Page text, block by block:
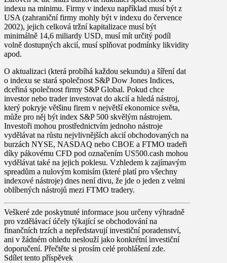
indexu na minimu. Firmy v indexu například musí být z
USA (zahraniční firmy mohly být v indexu do července
2002), jejich celková tržní kapitalizace musí být
minimálně 14,6 miliardy USD, musí mít určitý podíl
volně dostupných akcií, musí splňovat podmínky likvidity
apod.
O aktualizaci (která probíhá každou sekundu) a šíření dat
o indexu se stará společnost S&P Dow Jones Indices,
dceřiná společnost firmy S&P Global. Pokud chce
investor nebo trader investovat do akcií a hledá nástroj,
který pokryje většinu firem v největší ekonomice světa,
může pro něj být index S&P 500 skvělým nástrojem.
Investoři mohou prostřednictvím jednoho nástroje
vydělávat na růstu nejvlivnějších akcií obchodovaných na
burzách NYSE, NASDAQ nebo CBOE a FTMO tradeři
díky pákovému CFD pod označením US500.cash mohou
vydělávat také na jejich poklesu. Vzhledem k zajímavým
spreadům a nulovým komisím (které platí pro všechny
indexové nástroje) dnes není divu, že jde o jeden z velmi
oblíbených nástrojů mezi FTMO tradery.
Veškeré zde poskytnuté informace jsou určeny výhradně
pro vzdělávací účely týkající se obchodování na
finančních trzích a nepředstavují investiční poradenství,
ani v žádném ohledu neslouží jako konkrétní investiční
doporučení. Přečtěte si prosím celé prohlášení zde.
Sdílet tento příspěvek